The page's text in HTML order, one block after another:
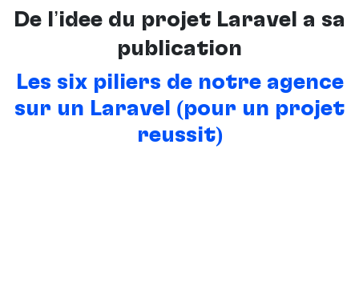
De l’idée du projet Laravel à sa
publication
Les six piliers de notre agence
sur un Laravel (pour un projet
réussit)